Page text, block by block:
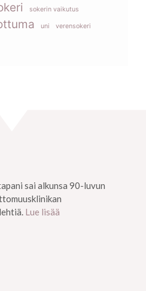
sokerin vaikutus
uni
verensokeri
sai alkunsa 90-luvun
Lue lisää